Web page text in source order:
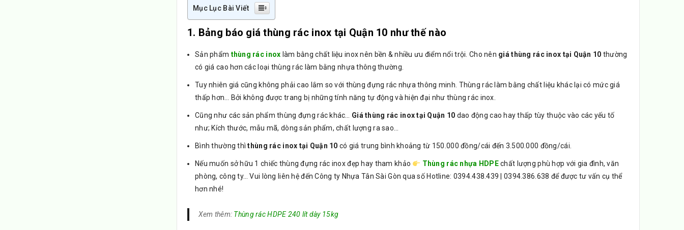
Mục Lục Bài Viết
1. Bảng báo giá thùng rác inox tại Quận 10 như thế nào
Sản phẩm thùng rác inox làm bằng chất liệu inox nên bền & nhiều ưu điểm nổi trội. Cho nên giá thùng rác inox tại Quận 10 thường
có giá cao hơn các loại thùng rác làm bằng nhựa thông thường.
Tuy nhiên giá cũng không phải cao lắm so với thùng đựng rác nhựa thông minh. Thùng rác làm bằng chất liệu khác lại có mức giá
thấp hơn… Bởi không được trang bị những tính năng tự động và hiện đại như thùng rác inox.
Cũng như các sản phẩm thùng đựng rác khác… Giá thùng rác inox tại Quận 10 dao động cao hay thấp tùy thuộc vào các yếu tố
như; Kích thước, mẫu mã, dòng sản phẩm, chất lượng ra sao…
Bình thường thìthùng rác inox tại Quận 10 có giá trung bình khoảng từ 150.000 đồng/cái đến 3.500.000 đồng/cái.
Nếu muốn sở hữu 1 chiếc thùng đựng rác inox đẹp hay tham khảo Thùng rác nhựa HDPEchất lượng phù hợp với gia đình, văn
phòng, công ty… Vui lòng liên hệ đến Công ty Nhựa Tân Sài Gòn qua số Hotline: 0394.438.439 | 0394.386.638 để được tư vấn cụ thể
hơn nhé!
Xem thêm: Thùng rác HDPE 240 lít dày 15kg